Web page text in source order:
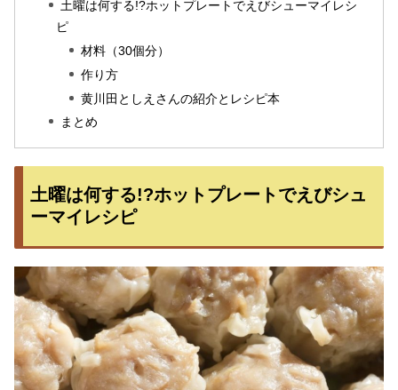
土曜は何する!?ホットプレートでえびシューマイレシ
ピ
材料（30個分）
作り方
黄川田としえさんの紹介とレシピ本
まとめ
土曜は何する!?ホットプレートでえびシュ
ーマイレシピ